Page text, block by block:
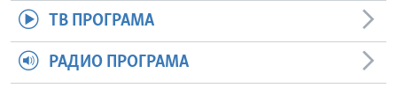
ТВ ПРОГРАМА
РАДИО ПРОГРАМА